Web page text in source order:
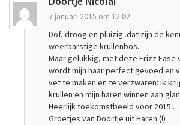
7 januari 2015 om 12:02
Dof, droog en pluizig..dat zijn de
weerbarstige krullenbos..
Maar gelukkig, met deze Frizz Ease
wordt mijn haar perfect gevoed en
vet te maken en te verzwaren: ik
krullen en mijn haren winnen aan
Heerlijk toekomstbeeld voor 2015..
Groetjes van Doortje uit Haren (!)